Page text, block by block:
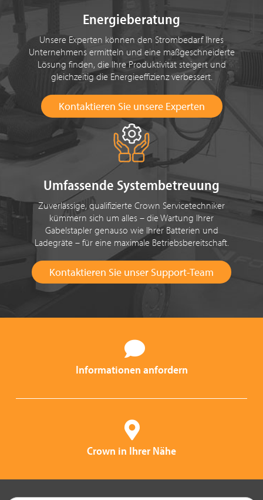
Energieberatung
Unsere Experten können den Strombedarf Ihres
Unternehmens ermitteln und eine maßgeschneiderte
Lösung finden, die Ihre Produktivität steigert und
gleichzeitig die Energieeffizienz verbessert.
Kontaktieren Sie unsere Experten
Umfassende Systembetreuung
Zuverlässige, qualifizierte Crown Servicetechniker
kümmern sich um alles – die Wartung Ihrer
Gabelstapler genauso wie Ihrer Batterien und
Ladegräte – für eine maximale Betriebsbereitschaft.
Kontaktieren Sie unser Support-Team
Informationen anfordern
Crown in Ihrer Nähe